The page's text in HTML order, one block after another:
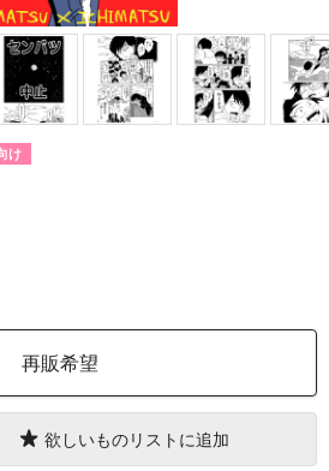
け
再販希望
欲しいものリストに追加